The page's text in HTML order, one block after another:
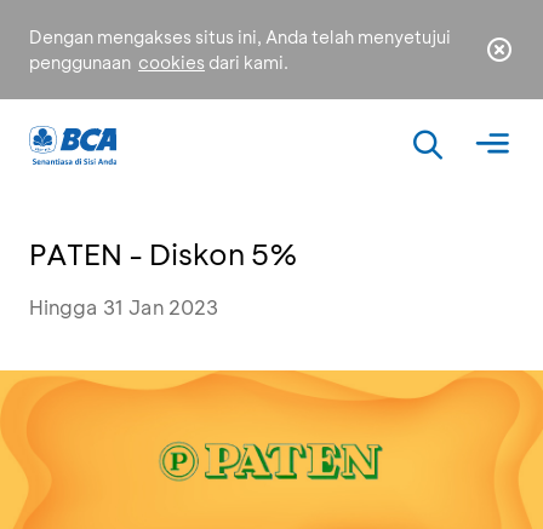
Dengan mengakses situs ini, Anda telah menyetujui
penggunaan cookies dari kami.
PATEN - Diskon 5%
Hingga 31 Jan 2023